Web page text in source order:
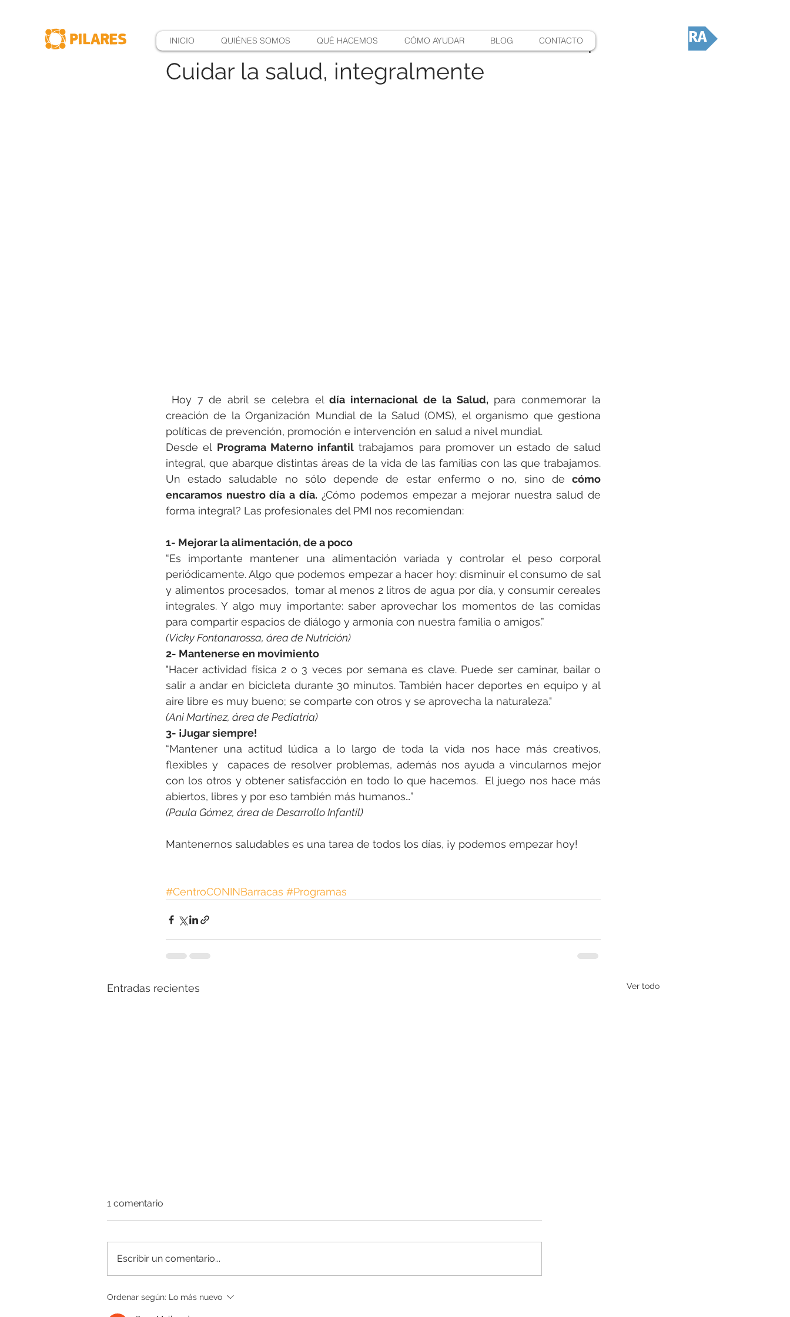
INICIO QUIÉNES SOMOS QUÉ HACEMOS CÓMO AYUDAR BLOG CONTACTO DONÁ AHORA
Cuidar la salud, integralmente
Hoy 7 de abril se celebra el día internacional de la Salud, para conmemorar la
creación de la Organización Mundial de la Salud (OMS), el organismo que gestiona
políticas de prevención, promoción e intervención en salud a nivel mundial.
Desde el Programa Materno infantil trabajamos para promover un estado de salud
integral, que abarque distintas áreas de la vida de las familias con las que trabajamos.
Un estado saludable no sólo depende de estar enfermo o no, sino de cómo
encaramos nuestro día a día. ¿Cómo podemos empezar a mejorar nuestra salud de
forma integral? Las profesionales del PMI nos recomiendan:
1- Mejorar la alimentación, de a poco
“Es importante mantener una alimentación variada y controlar el peso corporal
periódicamente. Algo que podemos empezar a hacer hoy: disminuir el consumo de sal
y alimentos procesados,  tomar al menos 2 litros de agua por día, y consumir cereales
integrales. Y algo muy importante: saber aprovechar los momentos de las comidas
para compartir espacios de diálogo y armonía con nuestra familia o amigos.”
(Vicky Fontanarossa, área de Nutrición)
2- Mantenerse en movimiento
"Hacer actividad física 2 o 3 veces por semana es clave. Puede ser caminar, bailar o
salir a andar en bicicleta durante 30 minutos. También hacer deportes en equipo y al
aire libre es muy bueno; se comparte con otros y se aprovecha la naturaleza."
(Ani Martínez, área de Pediatría)
3- ¡Jugar siempre!
“Mantener una actitud lúdica a lo largo de toda la vida nos hace más creativos,
flexibles y  capaces de resolver problemas, además nos ayuda a vincularnos mejor
con los otros y obtener satisfacción en todo lo que hacemos.  El juego nos hace más
abiertos, libres y por eso también más humanos…”
(Paula Gómez, área de Desarrollo Infantil)
Mantenernos saludables es una tarea de todos los días, ¡y podemos empezar hoy!
#CentroCONINBarracas #Programas
Entradas recientes Ver todo
Cada vez más pobreza en
1 comentario
Escribir un comentario...
Ordenar según: Lo más nuevo